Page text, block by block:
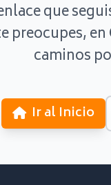
que
preocupes, en
caminos
Ir al Inicio